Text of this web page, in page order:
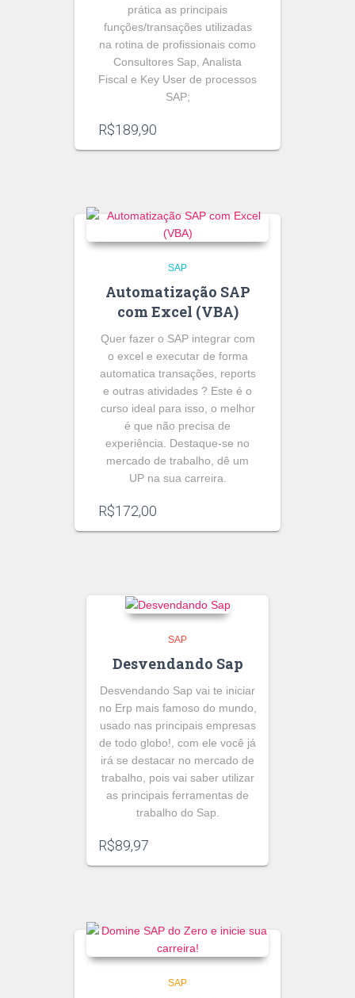
prática as principais
funções/transações utilizadas
na rotina de profissionais como
Consultores Sap, Analista
Fiscal e Key User de processos
SAP;
R$189,90
SAP
Automatização SAP
com Excel (VBA)
Quer fazer o SAP integrar com
o excel e executar de forma
automatica transações, reports
e outras atividades ? Este é o
curso ideal para isso, o melhor
é que não precisa de
experiência. Destaque-se no
mercado de trabalho, dê um
UP na sua carreira.
R$172,00
SAP
Desvendando Sap
Desvendando Sap vai te iniciar
no Erp mais famoso do mundo,
usado nas principais empresas
de todo globo!, com ele você já
irá se destacar no mercado de
trabalho, pois vai saber utilizar
as principais ferramentas de
trabalho do Sap.
R$89,97
SAP